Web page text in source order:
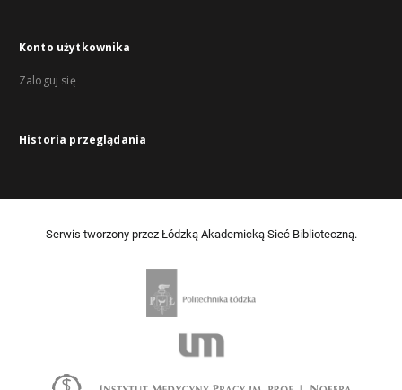
Konto użytkownika
Zaloguj się
Historia przeglądania
Serwis tworzony przez Łódzką Akademicką Sieć Biblioteczną.